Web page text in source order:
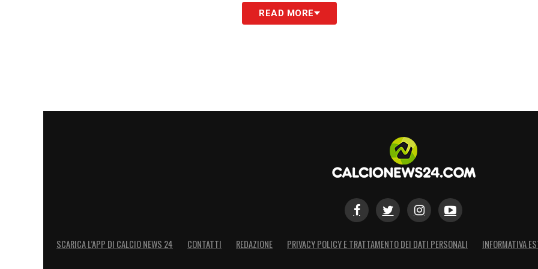
READ MORE
SCARICA L’APP DI CALCIO NEWS 24 CONTATTI REDAZIONE PRIVACY POLICY E TRATTAMENTO DEI DATI PERSONALI INFORMATIVA